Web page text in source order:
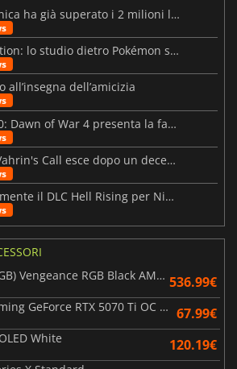
Resident Evil: Veronica ha già superato i 2 milioni liste dei desideri
Beast of Reincarnation: lo studio dietro Pokémon su una nuova strada
all’insegna dell’amicizia
Warhammer 40.000: Dawn of War 4 presenta la fazione dei Necron
Forsaken Realms: Vahrin's Call esce dopo un decennio di sviluppo
Annunciato ufficialmente il DLC Hell Rising per Nioh 3
(2 x 16 GB) Vengeance RGB Black AMD Expo 6000 MHz - CAS 30 536.99€
TUF Gaming GeForce RTX 5070 Ti OC White Edition 16GB 67.99€
White 120.19€